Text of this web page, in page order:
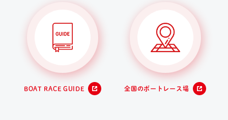
BOAT RACE GUIDE 全国のボートレース場